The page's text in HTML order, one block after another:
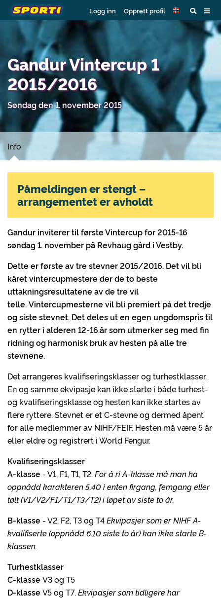
Logg inn Opprett profil
Gandur Vintercup 1
2015/2016
Søndag den 1. november 2015
Info
Gandur inviterer til første Vintercup for 2015-16
søndag 1. november på Revhaug gård i Vestby.
Dette er første av tre stevner 2015/2016. Det vil bli
kåret vintercupmestere der de to beste
uttakningsresultatene av de tre vil
telle. Vintercupmesterne vil bli premiert på det tredje
og siste stevnet. Det deles ut en egen ungdomspris til
en rytter i alderen 12-16.år som utmerker seg med fin
ridning og harmonisk bruk av hesten på alle tre
stevnene.
Det arrangeres kvalifiseringsklasser og turhestklasser.
En og samme ekvipasje kan ikke starte i både turhest-
og kvalifiseringsklasse og hesten kan ikke startes av
flere ryttere. Stevnet er et C-stevne og dermed åpent
for alle medlemmer av NIHF/FEIF. Hesten må være 5 år
eller eldre og registrert i World Fengur.
Kvalifiseringsklasser
A-klasse - V1, F1, T1, T2. For å ri A-klasse må man ha
oppnådd karakteren 5.40 i enten firgang, femgang eller
tølt (V1/V2/F1/T1/T3/T2) i løpet av siste to år.
B-klasse - V2, F2, T3 og T4Ekvipasjer som er NIHF A-
kvalifiserte (oppnådd 6.10 siste to år) kan ikke starte B-
klassen.
Turhestklasser
C-klasseV3 og T5
D-klasseV5 og T7. Ekvipasjer som tidligere har
Påmeldingen er stengt –
arrangementet er avholdt